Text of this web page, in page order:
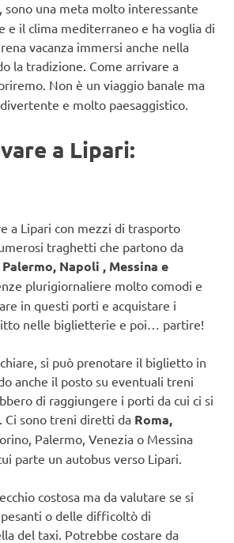
, sono una meta molto interessante
e il clima mediterraneo e ha voglia di
vacanza immersi anche nella
la tradizione. Come arrivare a
Non è un viaggio banale ma
e molto paesaggistico.
a Lipari:
a Lipari con mezzi di trasporto
traghetti che partono da
Napoli , Messina e
plurigiornaliere molto comodi e
in questi porti e acquistare i
nelle biglietterie e poi… partire!
si può prenotare il biglietto in
anche il posto su eventuali treni
di raggiungere i porti da cui ci si
Ci sono treni diretti da Roma,
Palermo, Venezia o Messina
parte un autobus verso Lipari.
costosa ma da valutare se si
o delle difficoltò di
del taxi. Potrebbe costare da